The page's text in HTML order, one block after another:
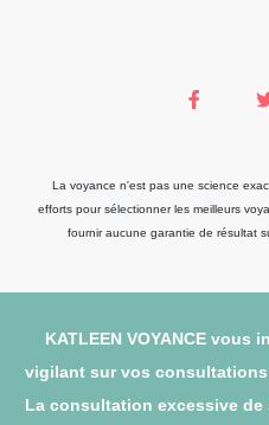
La voyance n'est pas une science
efforts pour sélectionner les meilleurs
fournir aucune garantie de résultat
KATLEEN VOYANCE vous
vigilant sur vos
La consultation excessive